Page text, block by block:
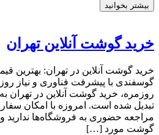
بیشتر بخوانید
خرید گوشت آنلاین تهران
خرید گوشت آنلاین در تهران:
گوسفندی با پیشرفت فناوری و نیاز
روزمره، خرید گوشت آنلاین در تهران
تبدیل شده است. امروزه با امکان
مراجعه حضوری به فروشگاه‌ها ندارید و
گوشت مورد […]